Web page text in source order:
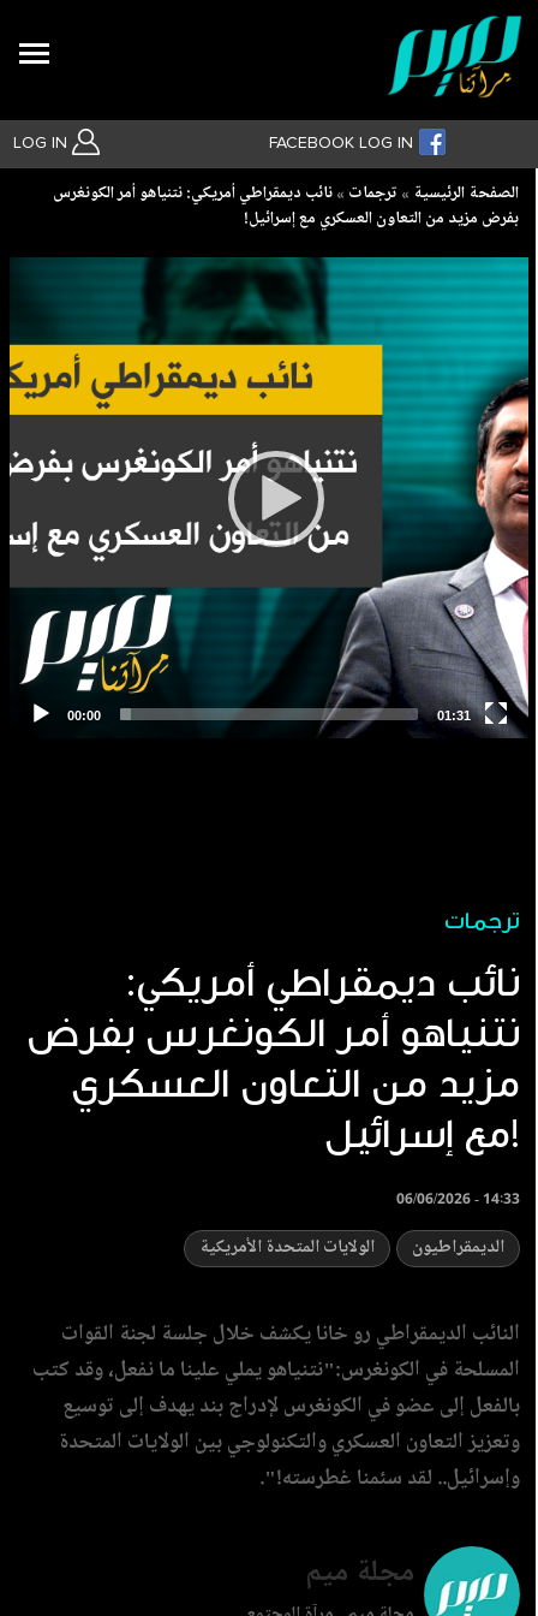
LOG IN FACEBOOK LOG IN
بحث متقدم
Breadcrumb
الصفحة الرئيسية ترجمات
نائب ديمقراطي أمريكي: نتنياهو أمر الكونغرس
بفرض مزيد من التعاون العسكري مع إسرائيل!
ترجمات
نائب ديمقراطي أمريكي:
نتنياهو أمر الكونغرس بفرض
مزيد من التعاون العسكري
مع إسرائيل!
06/06/2026 - 14:33
الديمقراطيون الولايات المتحدة الأمريكية
النائب الديمقراطي رو خانا يكشف خلال جلسة لجنة القوات
المسلحة في الكونغرس:"نتنياهو يملي علينا ما نفعل، وقد كتب
بالفعل إلى عضو في الكونغرس لإدراج بند يهدف إلى توسيع
وتعزيز التعاون العسكري والتكنولوجي بين الولايات المتحدة
وإسرائيل.. لقد سئمنا غطرسته!".
مجلة ميم